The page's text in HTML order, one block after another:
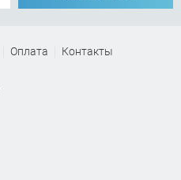
Оплата
Контакты